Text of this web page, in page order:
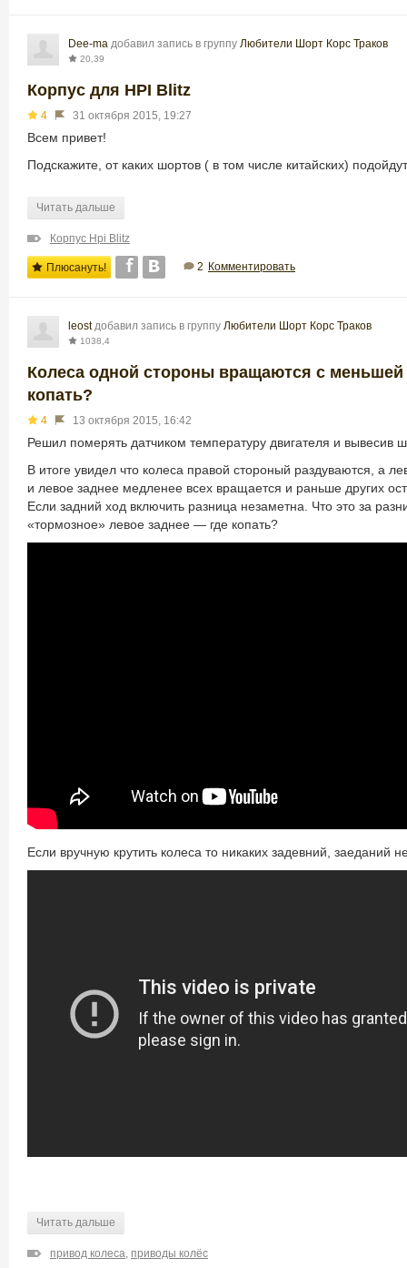
Dee-ma добавил запись в группу Любители Шорт Корс Траков
20,39
Корпус для HPI Blitz
4 31 октября 2015, 19:27
Всем привет!
Подскажите, от каких шортов ( в том числе китайских)
Читать дальше
Корпус Hpi Blitz
Плюсануть! 2 Комментировать
leost добавил запись в группу Любители Шорт Корс Траков
1038,4
Колеса одной стороны вращаются с меньшей
копать?
4 13 октября 2015, 16:42
Решил померять датчиком температуру двигателя и вывесив
В итоге увидел что колеса правой стороный раздуваются, а
и левое заднее медленее всех вращается и раньше других
Если задний ход включить разница незаметна. Что это за
«тормозное» левое заднее — где копать?
Если вручную крутить колеса то никаких задевний, заеданий
Читать дальше
привод колеса, приводы колёс